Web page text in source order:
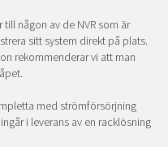
någon av de NVR som är
sitt system direkt på plats.
rekommenderar vi att man
med strömförsörjning
i leverans av en racklösning